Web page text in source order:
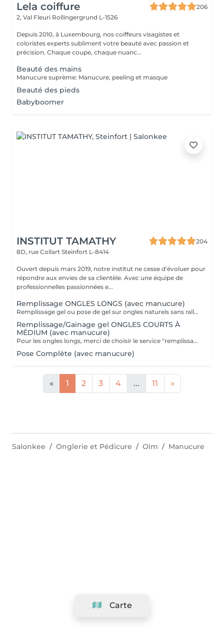
Lela coiffure
206
2, Val Fleuri Rollingergrund L-1526
Depuis 2010, à Luxembourg, nos coiffeurs visagistes et
coloristes experts subliment votre beauté avec passion et
précision. Chaque coupe, chaque nuanc...
Beauté des mains
Manucure suprème: Manucure, peeling et masque
Beauté des pieds
Babyboomer
INSTITUT TAMATHY
204
8D, rue Collart Steinfort L-8414
Ouvert depuis mars 2019, notre institut ne cesse d'évoluer pour
répondre aux envies de sa clientèle. Avec une équipe de
professionnelles passionnées e...
Remplissage ONGLES LONGS (avec manucure)
Remplissage gel ou pose de gel sur ongles naturels sans rallongement. Si vous souhaitez une décoration, pensez à rajouter décor ongle.
Remplissage/Gainage gel ONGLES COURTS À
MÉDIUM (avec manucure)
Pour les ongles longs, merci de choisir le service "remplissage ongles longs". Remplissage gel ou pose de gel sur ongles naturels sans rallongement. Si vous souhaitez une décoration, pensez à rajouter décor ongle.
Pose Complète (avec manucure)
« 1 2 3 4 ... 11 »
Carte
Salonkee Onglerie et Pédicure Olm Manucure